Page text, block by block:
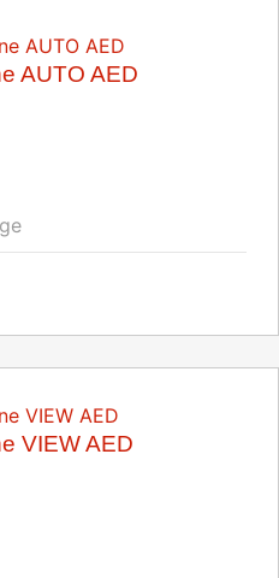
AUTO AED
VIEW AED